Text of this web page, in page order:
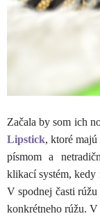
Začala by som ich
Lipstick, ktoré
písmom a
klikací systém, kedy
V spodnej časti
konkrétneho rúžu.